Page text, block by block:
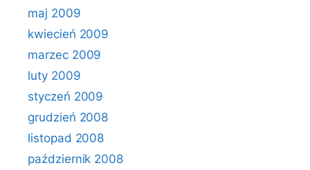
maj 2009
kwiecień 2009
marzec 2009
luty 2009
styczeń 2009
grudzień 2008
listopad 2008
październik 2008